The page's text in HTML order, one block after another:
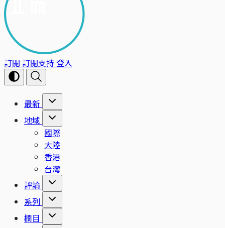
訂閱 訂閱支持登入
最新
地域
國際
大陸
香港
台灣
評論
系列
欄目